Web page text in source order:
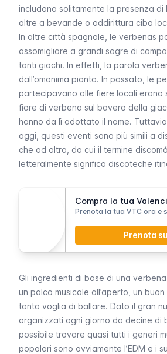
includono solitamente la presenza di
oltre a bevande o addirittura cibo
In altre città spagnole, le verbenas
assomigliare a grandi sagre di
tanti giochi. In effetti, la parola
dall’omonima pianta. In passato, le
partecipavano alle fiere locali erano
fiore di verbena sul bavero della
hanno da lì adottato il nome.
oggi, questi eventi sono più simili a
che ad altro, da cui il termine
letteralmente significa discoteche
Compra la tua
Prenota la tua VTC ora e
Prenota
Gli ingredienti di base di una verbena
un palco musicale all’aperto, un
tanta voglia di ballare. Dato il gran
organizzati ogni giorno da decine di
possibile trovare quasi tutti i generi
popolari sono ovviamente l’EDM e i